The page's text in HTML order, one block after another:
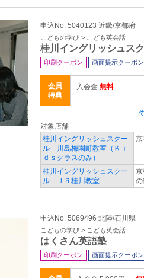
申込No. 5040123 近畿/京都府
こどもの学び > こども英会話
桂川イングリッシュス
印刷クーポン 画面提示クーポン
会員
特典
入会金 無料
対象店舗
桂川イングリッシュスクー
ル 川島梅園町教室（Ｋｉ
ｄｓクラスのみ）
桂川イングリッシュスクー
ル ＪＲ桂川教室
申込No. 5069496 北陸/石川県
こどもの学び > こども英会話
はくさん英語塾
印刷クーポン 画面提示クーポン